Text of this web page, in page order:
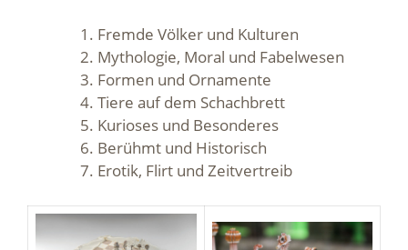
Fremde Völker und Kulturen
Mythologie, Moral und Fabelwesen
Formen und Ornamente
Tiere auf dem Schachbrett
Kurioses und Besonderes
Berühmt und Historisch
Erotik, Flirt und Zeitvertreib